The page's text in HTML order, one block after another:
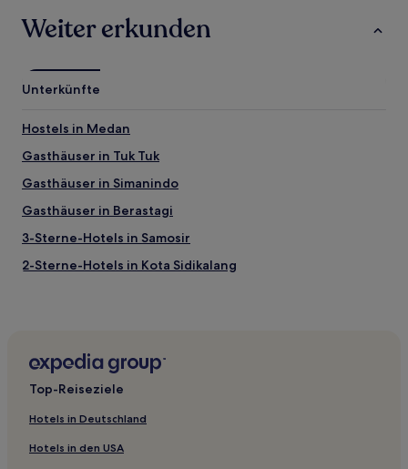
Weiter erkunden
Unterkünfte
Hostels in Medan
Gasthäuser in Tuk Tuk
Gasthäuser in Simanindo
Gasthäuser in Berastagi
3-Sterne-Hotels in Samosir
2-Sterne-Hotels in Kota Sidikalang
Günstige in Berastagi
Günstige in Pematang Siantar
Hotels mit Pool in Samosir
Günstige in Samosir
Top-Reiseziele
Hotels in Deutschland
Hotels in den USA